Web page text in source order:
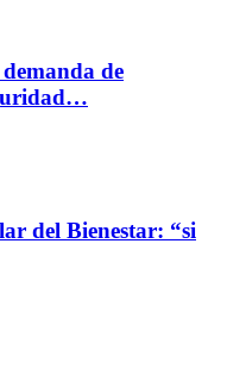
de
del Bienestar: “si